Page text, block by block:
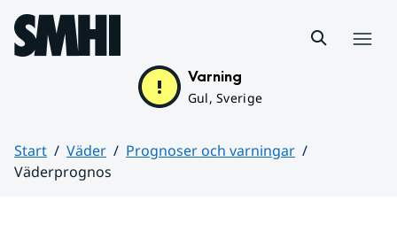
Hoppa till sidans innehåll
Varning
Gul, Sverige
Start Väder
Prognoser och varningar
Väderprognos